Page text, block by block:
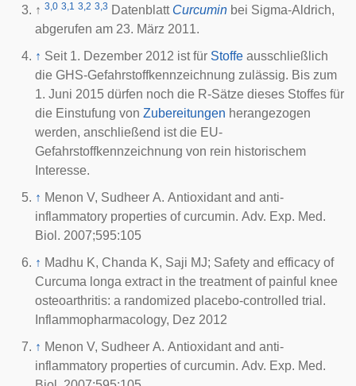
↑ 3,0 3,1 3,2 3,3 Datenblatt Curcumin bei Sigma-Aldrich,
abgerufen am 23. März 2011.
↑ Seit 1. Dezember 2012 ist für Stoffe ausschließlich
die GHS-Gefahrstoffkennzeichnung zulässig. Bis zum
1. Juni 2015 dürfen noch die R-Sätze dieses Stoffes für
die Einstufung von Zubereitungen herangezogen
werden, anschließend ist die EU-
Gefahrstoffkennzeichnung von rein historischem
Interesse.
↑ Menon V, Sudheer A. Antioxidant and anti-
inflammatory properties of curcumin. Adv. Exp. Med.
Biol. 2007;595:105
↑ Madhu K, Chanda K, Saji MJ; Safety and efficacy of
Curcuma longa extract in the treatment of painful knee
osteoarthritis: a randomized placebo-controlled trial.
Inflammopharmacology, Dez 2012
↑ Menon V, Sudheer A. Antioxidant and anti-
inflammatory properties of curcumin. Adv. Exp. Med.